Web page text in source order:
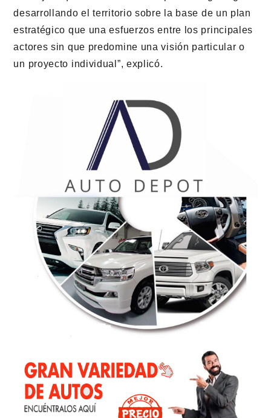
desarrollando el territorio sobre la base de un plan
estratégico que una esfuerzos entre los principales
actores sin que predomine una visión particular o
un proyecto individual”, explicó.